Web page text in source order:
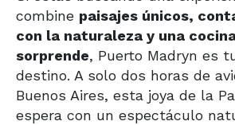
combine paisajes únicos,
con la naturaleza y una
sorprende, Puerto Madryn es
destino. A solo dos horas de
Buenos Aires, esta joya de la
espera con un espectáculo